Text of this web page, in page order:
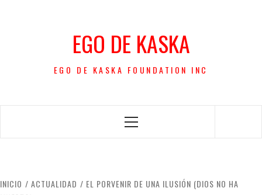
EGO DE KASKA
EGO DE KASKA FOUNDATION INC
Menú
INICIO ACTUALIDAD
EL PORVENIR DE UNA ILUSIÓN (DIOS NO HA